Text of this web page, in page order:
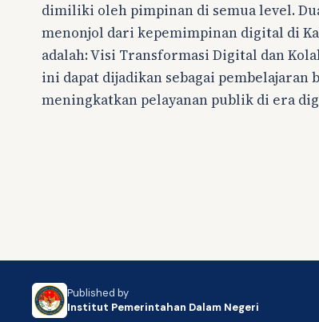
dimiliki oleh pimpinan di semua level.
menonjol dari kepemimpinan digital di
adalah: Visi Transformasi Digital dan
ini dapat dijadikan sebagai pembelajaran
meningkatkan pelayanan publik di era
Published by
Institut Pemerintahan Dalam Negeri